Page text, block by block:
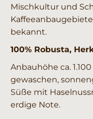
Mischkultur und
bekannt.
100% Robusta,
Anbauhöhe ca.
gewaschen,
Süße mit
erdige Note.